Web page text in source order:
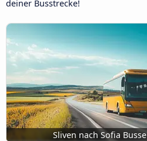
deiner Busstrecke!
Sliven nach Sofia Busse